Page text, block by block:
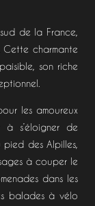
de la France,
Cette charmante
son riche
les amoureux
s’éloigner de
des Alpilles,
à couper le
dans les
balades à vélo